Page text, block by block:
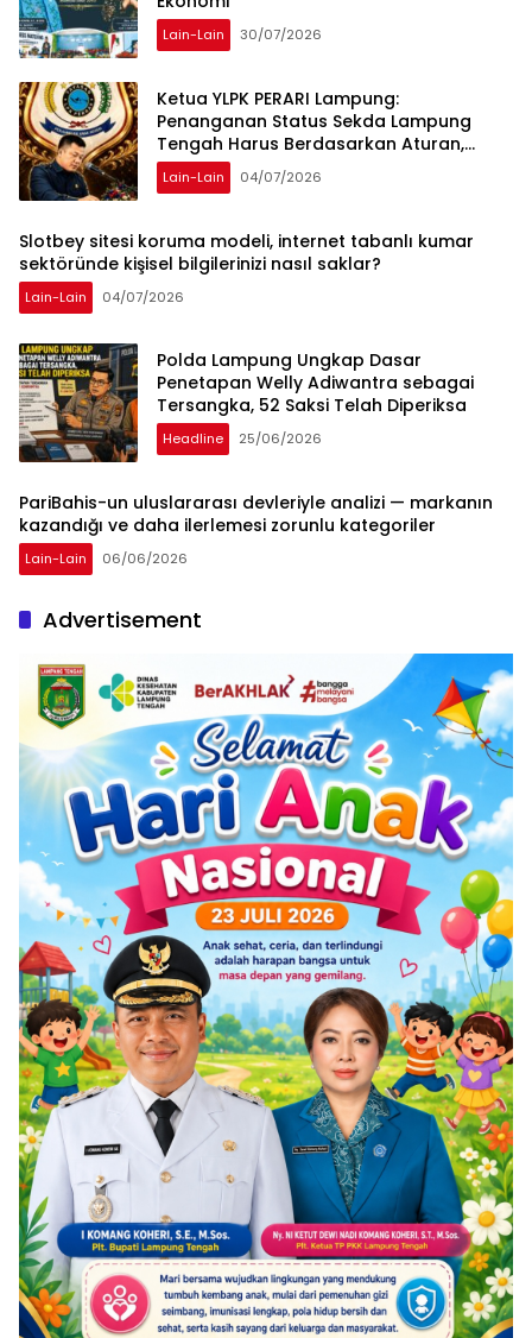
Lain-Lain 30/07/2026
Ketua YLPK PERARI Lampung:
Penanganan Status Sekda Lampung
Tengah Harus Berdasarkan Aturan,
Bukan Tekanan Opini
Lain-Lain 04/07/2026
Slotbey sitesi koruma modeli, internet tabanlı kumar
sektöründe kişisel bilgilerinizi nasıl saklar?
Lain-Lain 04/07/2026
Polda Lampung Ungkap Dasar
Penetapan Welly Adiwantra sebagai
Tersangka, 52 Saksi Telah Diperiksa
Headline 25/06/2026
PariBahis-un uluslararası devleriyle analizi — markanın
kazandığı ve daha ilerlemesi zorunlu kategoriler
Lain-Lain 06/06/2026
Advertisement